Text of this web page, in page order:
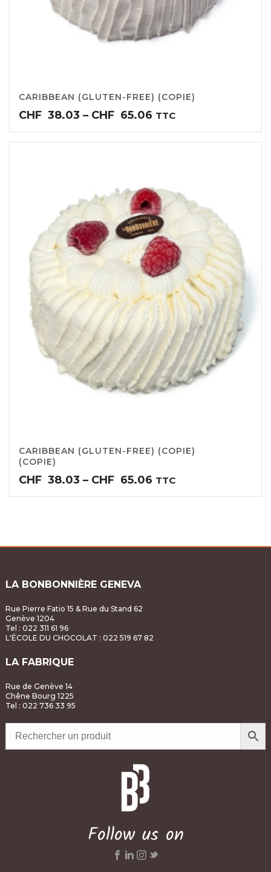
CARIBBEAN (GLUTEN-FREE) (COPIE)
CHF 38.03 – CHF 65.06 Price
range:
CHF38.03
TTC
CARIBBEAN (GLUTEN-FREE) (COPIE)
(COPIE)
CHF 38.03 – CHF 65.06 Price
range:
TTC
LA BONBONNIÈRE GENEVA
Rue Pierre Fatio 15 & Rue du Stand 62
Genève 1204
Tel : 022 311 61 96
L'ÉCOLE DU CHOCOLAT : 022 519 67 82
LA FABRIQUE
Rue de Genève 14
Chêne Bourg 1225
Tel : 022 736 33 95
Follow us on